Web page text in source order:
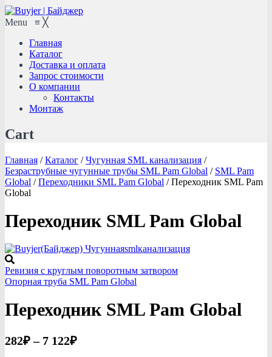
Menu ≡ ╳
Главная
Каталог
Доставка и оплата
Запрос стоимости
О компании
Контакты
Монтаж
Cart
Главная / Каталог / Чугунная SML канализация /
Безраструбные чугунные трубы SML Pam Global / SML Pam
Global / Переходники SML Pam Global /Переходник SML Pam
Global
Переходник SML Pam Global
Ревизия с круглым поворотным затвором
Опорная труба SML Pam Global
Переходник SML Pam Global
282₽ – 7 122₽Диапазон